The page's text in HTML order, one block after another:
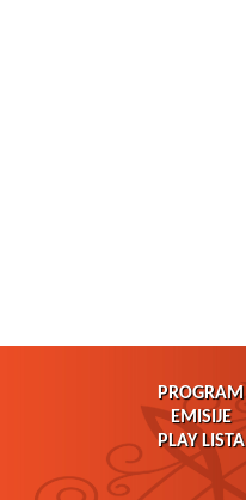
PROGRAM
EMISIJE
PLAY LISTA